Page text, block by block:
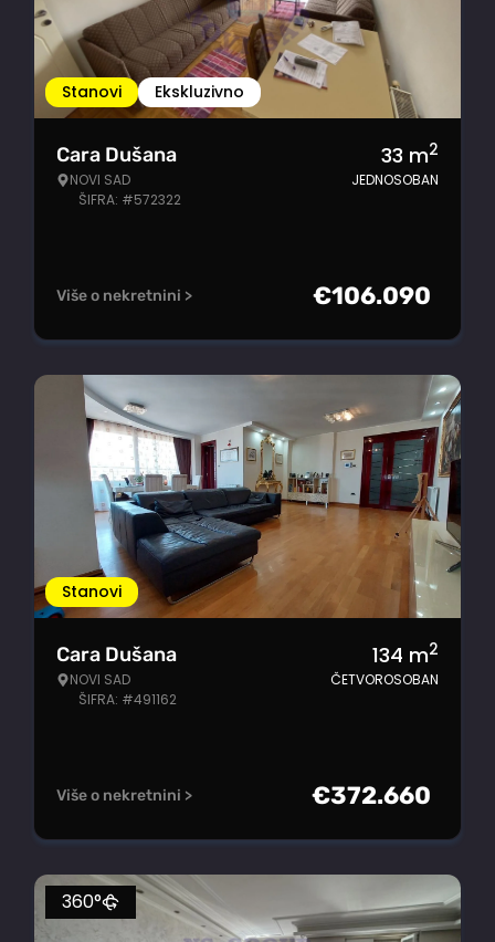
Stanovi Ekskluzivno
Cara Dušana
NOVI SAD
ŠIFRA: #572322
33 m2
JEDNOSOBAN
Više o nekretnini > €106.090
Stanovi
Cara Dušana
NOVI SAD
ŠIFRA: #491162
134 m2
ČETVOROSOBAN
Više o nekretnini > €372.660
360°